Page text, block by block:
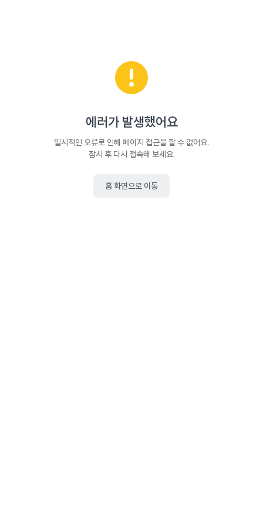
에러가 발생했어요
일시적인 오류로 인해 페이지 접근을 할 수 없어요.
잠시 후 다시 접속해 보세요.
홈 화면으로 이동